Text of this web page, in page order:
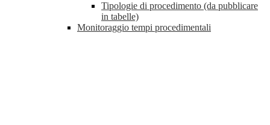
Tipologie di procedimento (da pubblicare
in tabelle)
Monitoraggio tempi procedimentali